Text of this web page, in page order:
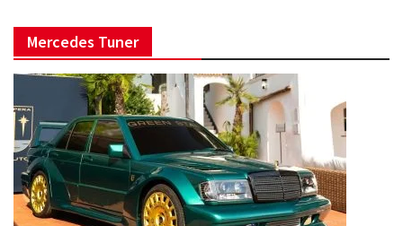
Mercedes Tuner